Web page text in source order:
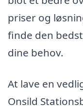
priser og
finde den
dine behov.
At lave en
Onsild